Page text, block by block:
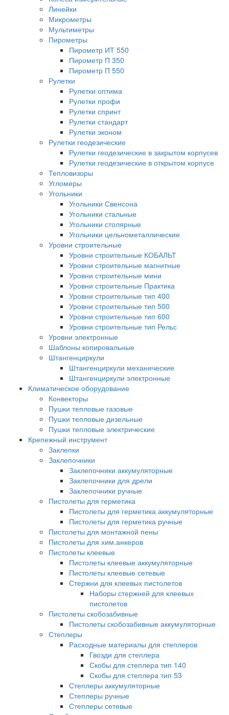
Линейки
Микрометры
Мультиметры
Пирометры
Пирометр ИТ 550
Пирометр П 350
Пирометр П 550
Рулетки
Рулетки оптима
Рулетки профи
Рулетки спринт
Рулетки стандарт
Рулетки эконом
Рулетки геодезические
Рулетки геодезические в закрытом корпусев
Рулетки геодезические в открытом корпусе
Тепловизоры
Угломеры
Угольники
Угольники Свенсона
Угольники стальные
Угольники столярные
Угольники цельнометаллические
Уровни строительные
Уровни строительные КОБАЛЬТ
Уровни строительные магнитные
Уровни строительные мини
Уровни строительные Практика
Уровни строительные тип 400
Уровни строительные тип 500
Уровни строительные тип 600
Уровни строительные тип Рельс
Уровни электронные
Шаблоны копировальные
Штангенциркули
Штангенциркули механические
Штангенциркули электронные
Климатическое оборудование
Конвекторы
Пушки тепловые газовые
Пушки тепловые дизельные
Пушки тепловые электрические
Крепежный инструмент
Заклепки
Заклепочники
Заклепочники аккумуляторные
Заклепочники для дрели
Заклепочники ручные
Пистолеты для герметика
Пистолеты для герметика аккумуляторные
Пистолеты для герметика ручные
Пистолеты для монтажной пены
Пистолеты для хим.анкеров
Пистолеты клеевые
Пистолеты клеевые аккумуляторные
Пистолеты клеевые сетевые
Стержни для клеевых пистолетов
Наборы стержней для клеевых
пистолетов
Пистолеты скобозабивные
Пистолеты скобозабивные аккумуляторные
Степлеры
Расходные материалы для степлеров
Гвозди для степлера
Скобы для степлера тип 140
Скобы для степлера тип 53
Степлеры аккумуляторные
Степлеры ручные
Степлеры сетевые